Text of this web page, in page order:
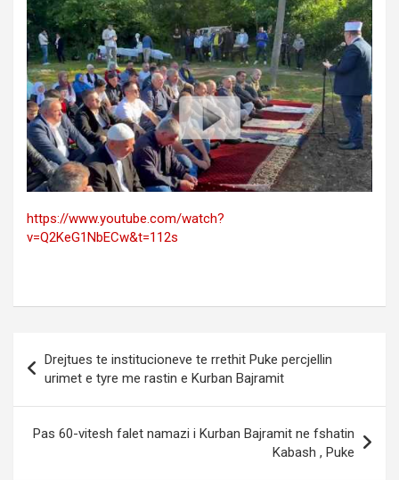
https://www.youtube.com/watch?
v=Q2KeG1NbECw&t=112s
navigation
Drejtues te institucioneve te rrethit Puke percjellin
urimet e tyre me rastin e Kurban Bajramit
Pas 60-vitesh falet namazi i Kurban Bajramit ne fshatin
Kabash , Puke